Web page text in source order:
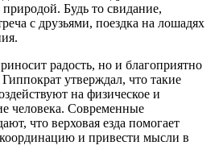
Будь то свидание,
с друзьями, поездка на лошадях
радость, но и благоприятно
утверждал, что такие
на физическое и
человека. Современные
что верховая езда помогает
и привести мысли в